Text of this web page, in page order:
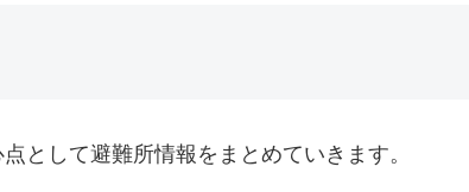
として避難所情報をまとめていきます。